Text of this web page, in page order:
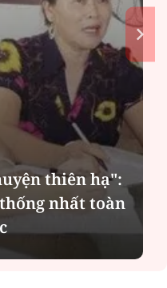
thiên hạ":
nhất toàn